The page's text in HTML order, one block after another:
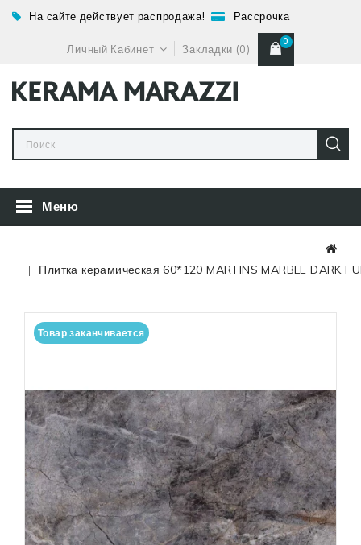
На сайте действует распродажа! Рассрочка
Личный Кабинет Закладки (0)
0
Меню
Плитка керамическая 60*120 MARTINS MARBLE DARK
Товар заканчивается